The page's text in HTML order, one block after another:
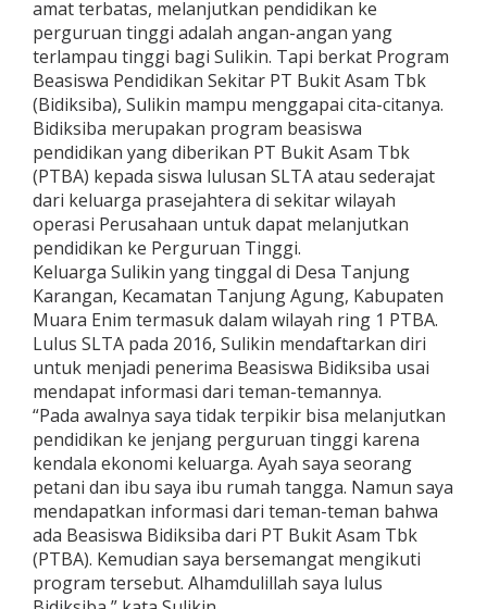
amat terbatas, melanjutkan pendidikan ke
perguruan tinggi adalah angan-angan yang
terlampau tinggi bagi Sulikin. Tapi berkat Program
Beasiswa Pendidikan Sekitar PT Bukit Asam Tbk
(Bidiksiba), Sulikin mampu menggapai cita-citanya.
Bidiksiba merupakan program beasiswa
pendidikan yang diberikan PT Bukit Asam Tbk
(PTBA) kepada siswa lulusan SLTA atau sederajat
dari keluarga prasejahtera di sekitar wilayah
operasi Perusahaan untuk dapat melanjutkan
pendidikan ke Perguruan Tinggi.
Keluarga Sulikin yang tinggal di Desa Tanjung
Karangan, Kecamatan Tanjung Agung, Kabupaten
Muara Enim termasuk dalam wilayah ring 1 PTBA.
Lulus SLTA pada 2016, Sulikin mendaftarkan diri
untuk menjadi penerima Beasiswa Bidiksiba usai
mendapat informasi dari teman-temannya.
“Pada awalnya saya tidak terpikir bisa melanjutkan
pendidikan ke jenjang perguruan tinggi karena
kendala ekonomi keluarga. Ayah saya seorang
petani dan ibu saya ibu rumah tangga. Namun saya
mendapatkan informasi dari teman-teman bahwa
ada Beasiswa Bidiksiba dari PT Bukit Asam Tbk
(PTBA). Kemudian saya bersemangat mengikuti
program tersebut. Alhamdulillah saya lulus